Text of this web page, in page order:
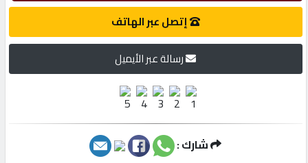
شركات
إتصل عبر الهاتف
رسالة عبر الأيميل
شارك :